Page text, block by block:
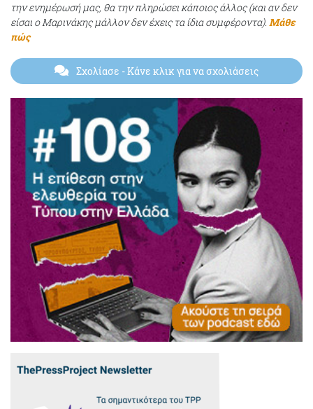
την ενημέρωσή μας, θα την πληρώσει κάποιος άλλος (και αν δεν
είσαι ο Μαρινάκης μάλλον δεν έχεις τα ίδια συμφέροντα). Μάθε
πώς
Σχολίασε - Κάνε κλικ για να σχολιάσεις